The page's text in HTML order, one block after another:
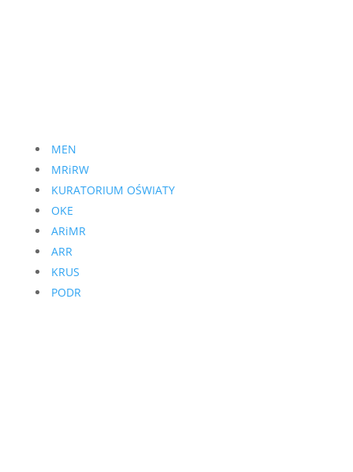
MEN
MRiRW
KURATORIUM OŚWIATY
OKE
ARiMR
ARR
KRUS
PODR